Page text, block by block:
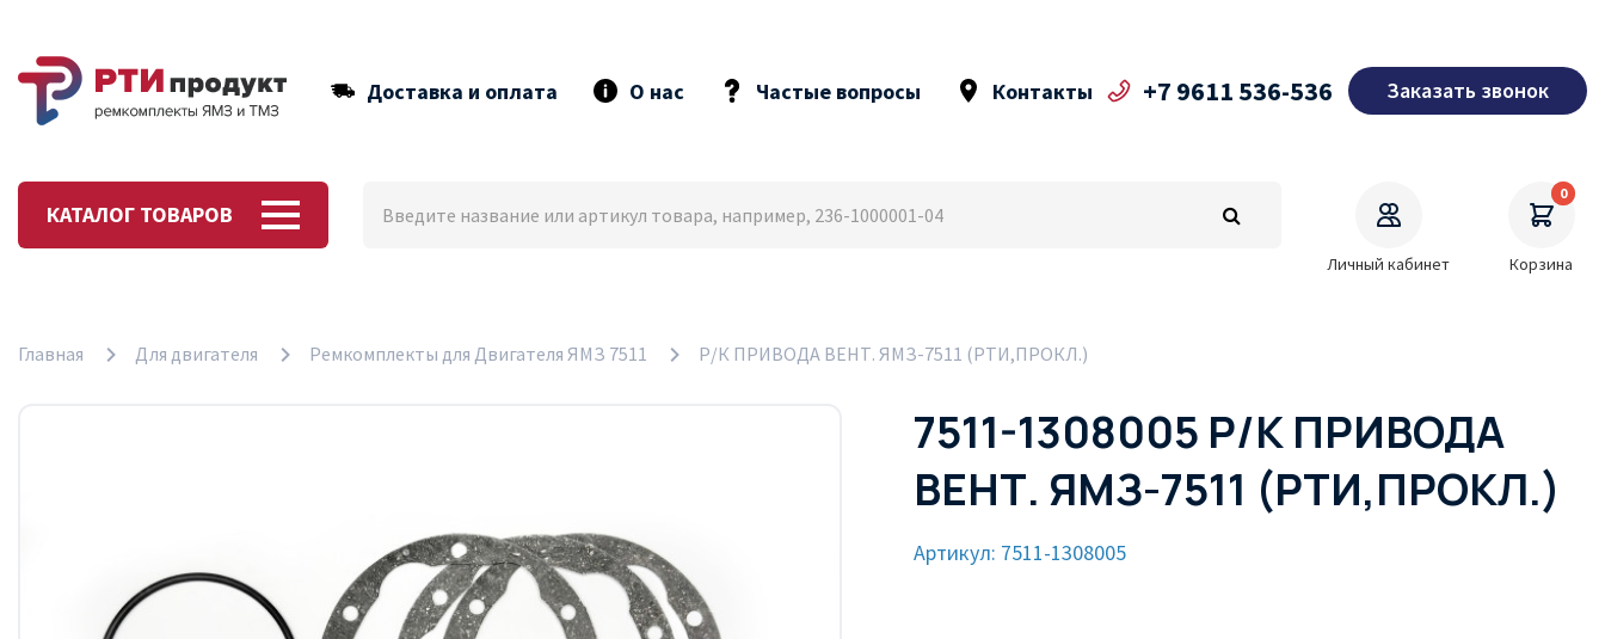
Доставка и оплата О нас Частые вопросы Контакты +7 9611 536-536 Заказать звонок
КАТАЛОГ ТОВАРОВ
Личный кабинет
0
Корзина
Главная Для двигателя Ремкомплекты для Двигателя ЯМЗ 7511 Р/К ПРИВОДА ВЕНТ. ЯМЗ-7511 (РТИ,ПРОКЛ.)
7511-1308005 Р/К ПРИВОДА
ВЕНТ. ЯМЗ-7511 (РТИ,ПРОКЛ.)
Артикул: 7511-1308005